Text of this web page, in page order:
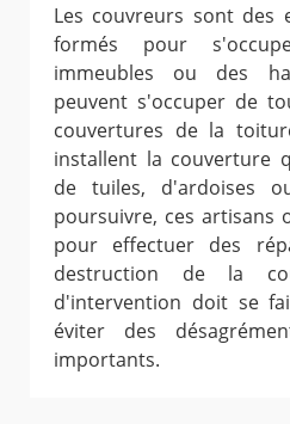
Les couvreurs sont des
formés pour
immeubles ou des
peuvent s'occuper de
couvertures de la
installent la couverture
de tuiles, d'ardoises
poursuivre, ces artisans
pour effectuer des
destruction de la
d'intervention doit se
éviter des
importants.